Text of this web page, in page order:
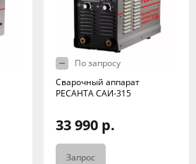
По запросу
Сварочный аппарат
РЕСАНТА САИ-315
33 990 р.
Запрос